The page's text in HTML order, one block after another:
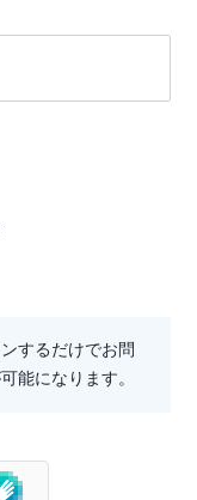
するだけでお問
能になります。